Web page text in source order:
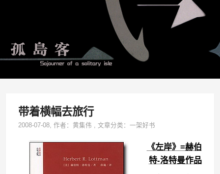
带着横幅去旅行
2008-07-08, 作者：黄集伟 ,文章分类：一架好书
《左岸》=赫伯
特-洛特曼作品